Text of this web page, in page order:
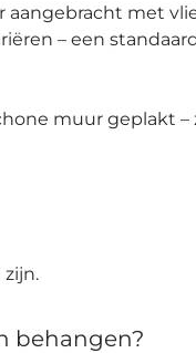
aangebracht met
– een
muur geplakt –
behangen?